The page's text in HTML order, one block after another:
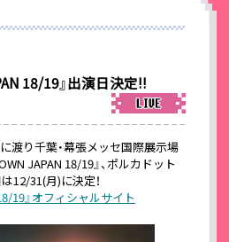
18/19』出演日決定!!
渡り千葉・幕張メッセ国際展示場
JAPAN 18/19』、ポルカドット
12/31(月)に決定！
19』オフィシャルサイト